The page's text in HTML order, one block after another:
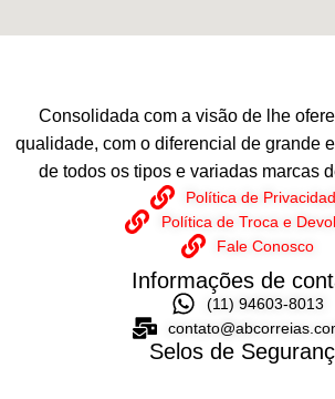
Consolidada com a visão de lhe
qualidade, com o diferencial de grande
de todos os tipos e variadas marcas
Política de
Política de Troca e
Fale Conosco
Informações de
(11) 94603-8013
Selos de